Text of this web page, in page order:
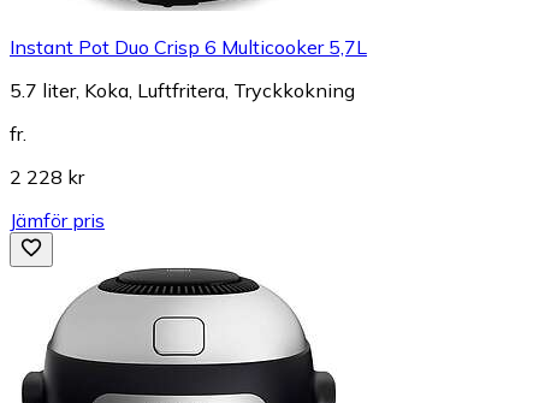
Instant Pot Duo Crisp 6 Multicooker 5,7L
5.7 liter, Koka, Luftfritera, Tryckkokning
fr.
2 228 kr
Jämför pris